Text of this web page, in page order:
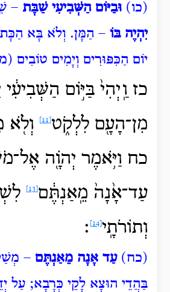
(כו) וּבַיּוֹם הַשְּׁבִיעִי שַׁבָּת –
יִהְיֶה בּוֹ – הַמָּן. וְלֹא בָּא
יוֹם הַכִּפּוּרִים וְיָמִים טוֹבִים
כז וַֽיְהִי֙ בַּיּ֣וֹם הַשְּׁבִיעִ֔י
מִן־הָעָ֖ם לִלְקֹ֑ט
וְלֹ֖א
כח וַיֹּ֥אמֶר יְהֹוָ֖ה
עַד־אָ֙נָה֙ מֵֽאַנְתֶּ֔ם
וְתוֹרֹתָֽי
׃
(כח)עַד אָנָה מֵאַנְתֶּם‏ –
בַּהֲדֵי הוּצָא לָקֵי כְּרָבָא; עַל